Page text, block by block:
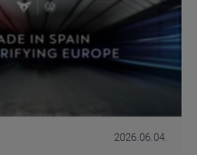
2026.06.04.